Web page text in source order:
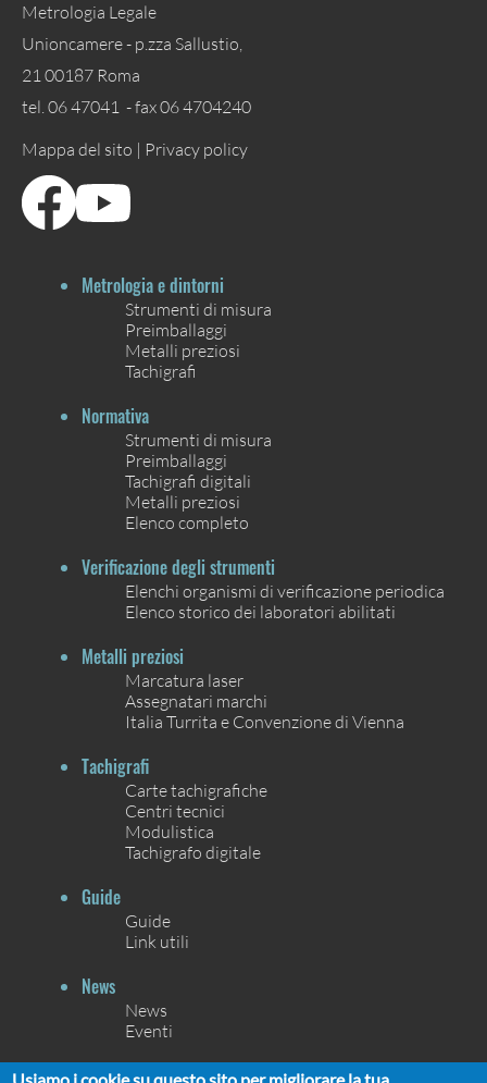
Metrologia Legale
Unioncamere - p.zza Sallustio,
21 00187 Roma
tel. 06 47041 - fax 06 4704240
Mappa del sito | Privacy policy
Metrologia e dintorni
Strumenti di misura
Preimballaggi
Metalli preziosi
Tachigrafi
Normativa
Strumenti di misura
Preimballaggi
Tachigrafi digitali
Metalli preziosi
Elenco completo
Verificazione degli strumenti
Elenchi organismi di verificazione periodica
Elenco storico dei laboratori abilitati
Metalli preziosi
Marcatura laser
Assegnatari marchi
Italia Turrita e Convenzione di Vienna
Tachigrafi
Carte tachigrafiche
Centri tecnici
Modulistica
Tachigrafo digitale
Guide
Guide
Link utili
News
News
Eventi
Contatti